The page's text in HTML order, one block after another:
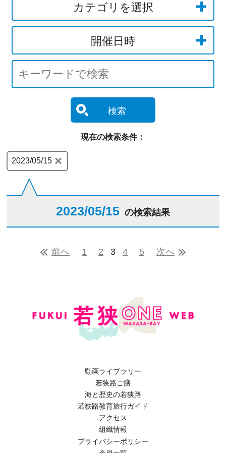
カテゴリを選択
開催日時
検索
現在の検索条件：
2023/05/15
2023/05/15 の検索結果
前へ 1 2 3 4 5 次へ
動画ライブラリー
若狭路ご膳
海と歴史の若狭路
若狭路教育旅行ガイド
アクセス
組織情報
プライバシーポリシー